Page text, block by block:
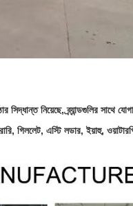
সিদ্ধান্ত নিয়েছে, ব্র্যান্ডগুলির সাথে
গিললেট, এস্টি লডার, ইয়াহু,